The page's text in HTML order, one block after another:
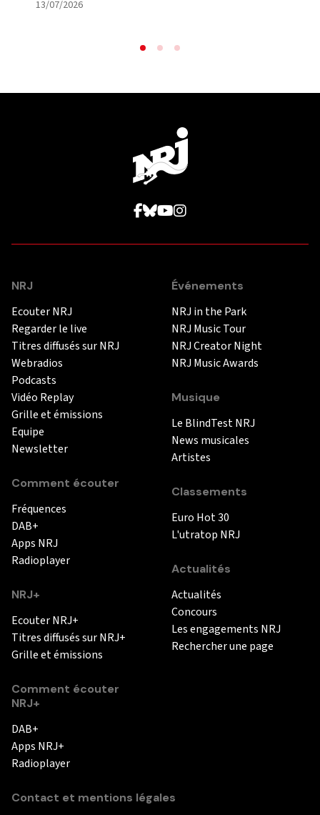
13/07/2026
NRJ
Ecouter NRJ
Regarder le live
Titres diffusés sur NRJ
Webradios
Podcasts
Vidéo Replay
Grille et émissions
Equipe
Newsletter
Comment écouter
Fréquences
DAB+
Apps NRJ
Radioplayer
NRJ+
Ecouter NRJ+
Titres diffusés sur NRJ+
Grille et émissions
Comment écouter
NRJ+
DAB+
Apps NRJ+
Radioplayer
Événements
NRJ in the Park
NRJ Music Tour
NRJ Creator Night
NRJ Music Awards
Musique
Le BlindTest NRJ
News musicales
Artistes
Classements
Euro Hot 30
L'utratop NRJ
Actualités
Actualités
Concours
Les engagements NRJ
Rechercher une page
Contact et mentions légales